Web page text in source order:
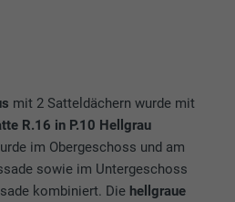
mit 2 Satteldächern wurde mit
R.16 in P.10 Hellgrau
im Obergeschoss und am
sowie im Untergeschoss
kombiniert. Die hellgraue